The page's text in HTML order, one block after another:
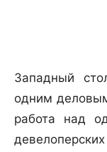
Западный
одним
работа над